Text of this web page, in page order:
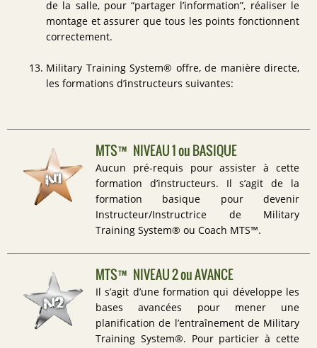
de la salle, pour “partager l’information”, réaliser le
montage et assurer que tous les points fonctionnent
correctement.
Military Training System® offre, de manière directe,
les formations d’instructeurs suivantes:
MTS™ NIVEAU 1 ou BASIQUE
Aucun pré-requis pour assister à cette
formation d’instructeurs. Il s’agit de la
formation basique pour devenir
Instructeur/Instructrice de Military
Training System® ou Coach MTS™.
MTS™ NIVEAU 2 ou AVANCÉ
Il s’agit d’une formation qui développe les
bases avancées pour mener une
planification de l’entraînement de Military
Training System®. Pour particier à cette